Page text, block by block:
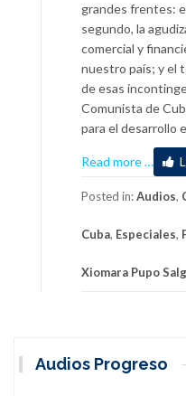
grandes frentes:
segundo, la
comercial y
nuestro país; y el
de esas
Comunista de
para el desarrollo
Read more
about
En
la
línea
…
Posted in:Audios,
Cuba, Especiales,
Xiomara Pupo
Audios Progreso